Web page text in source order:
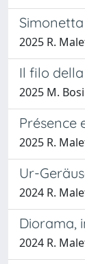
2025 R.
Il filo
2025 M.
Présence
2025 R.
Ur-
2024 R.
Diorama,
2024 R.